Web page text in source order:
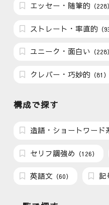
エッセー・随筆的 （228）
ストレート・率直的 （
ユニーク・面白い （228）
クレバー・巧妙的 （81）
構成で探す
造語・ショートワード
セリフ調強め （126）
英語文 （60） 記